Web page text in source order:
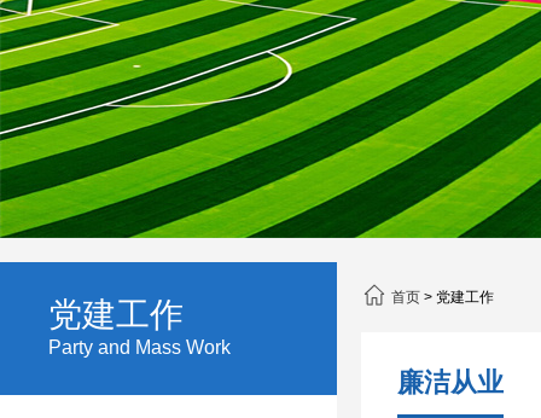
党建工作
Party and Mass Work
首页 >党建工作
廉洁从业